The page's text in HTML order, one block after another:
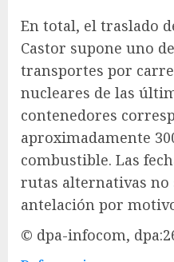
En total, el traslado
Castor supone uno
transportes por
nucleares de las
contenedores
aproximadamente
combustible. Las
rutas alternativas no
antelación por
© dpa-infocom,